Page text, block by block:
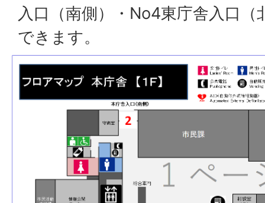
入口（南側）・No4東庁舎入口
できます。